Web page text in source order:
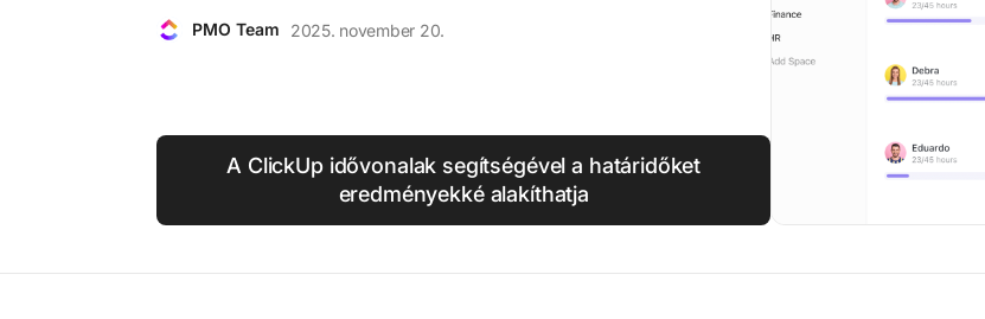
PMO Team 2025. november 20.
A ClickUp idővonalak segítségével a határidőket
eredményekké alakíthatja